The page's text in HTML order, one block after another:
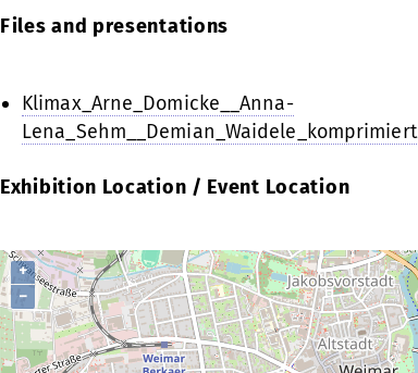
Files and presentations
Klimax_Arne_Domicke__Anna-
Exhibition Location / Event Location
+
−